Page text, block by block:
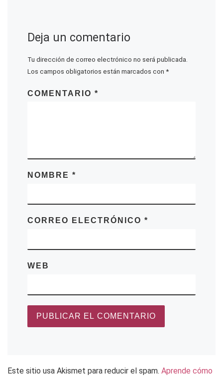
Deja un comentario
Tu dirección de correo electrónico no será publicada.
Los campos obligatorios están marcados con *
COMENTARIO *
NOMBRE *
CORREO ELECTRÓNICO *
WEB
Este sitio usa Akismet para reducir el spam. Aprende cómo